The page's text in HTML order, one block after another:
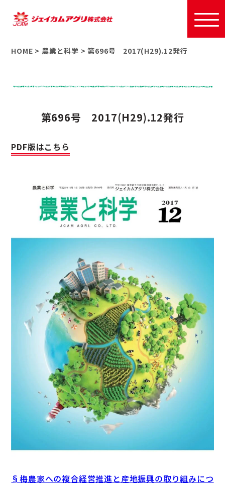
HOME > 農業と科学 >第696号 2017(H29).12発行
第696号 2017(H29).12発行
PDF版はこちら
§梅農家への複合経営推進と産地振興の取り組みにつ